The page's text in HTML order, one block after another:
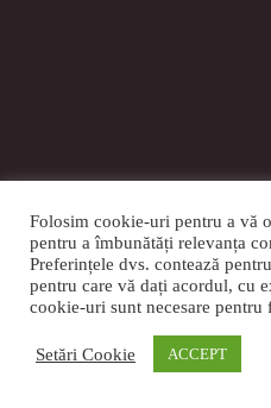
drepturile
Folosim cookie-uri pentru a vă
pentru a îmbunătăți relevanța
Preferințele dvs. contează
pentru care vă dați acordul, cu
cookie-uri sunt necesare
Setări Cookie ACCEPT